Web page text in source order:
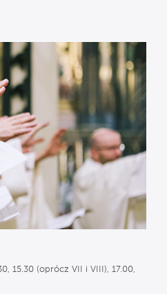
15.30 (oprócz VII i VIII), 17.00,